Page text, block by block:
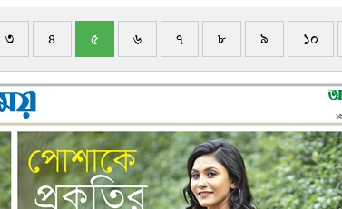
৩ ৪ ৫ ৬ ৭ ৮ ৯ ১০